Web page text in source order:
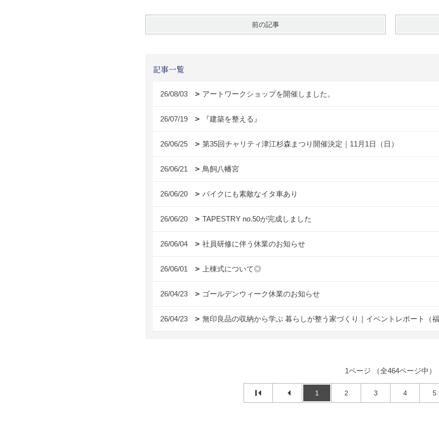
前の記事
記事一覧
26/08/03 アートワークショップを開催しました。
26/07/19 『建築を整える』
26/06/25 第35回チャリティ津江杉森まつり開催決定｜11月1日（日）
26/06/21 鳥飼八幡宮
26/06/20 バイクにも素敵なイタ車あり
26/06/20 TAPESTRY no.50が完成しました
26/06/04 社員研修に伴う休業のお知らせ
26/06/01 上棟式について◎
26/04/23 ゴールデンウィーク休業のお知らせ
26/04/23 無印良品の収納から学ぶ 暮らしが整う家づくり｜イベントレポート（
1ページ （全464ページ中）
1 2 3 4 5